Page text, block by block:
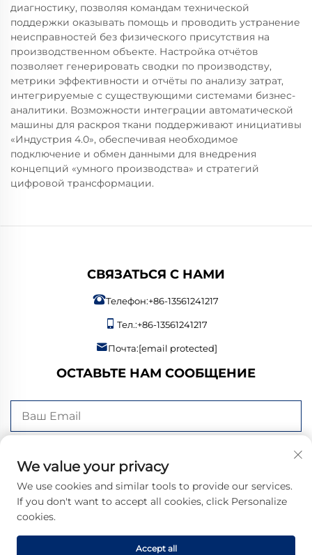
диагностику, позволяя командам технической
поддержки оказывать помощь и проводить устранение
неисправностей без физического присутствия на
производственном объекте. Настройка отчётов
позволяет генерировать сводки по производству,
метрики эффективности и отчёты по анализу затрат,
интегрируемые с существующими системами бизнес-
аналитики. Возможности интеграции автоматической
машины для раскроя ткани поддерживают инициативы
«Индустрия 4.0», обеспечивая необходимое
подключение и обмен данными для внедрения
концепций «умного производства» и стратегий
цифровой трансформации.
СВЯЗАТЬСЯ С НАМИ
Телефон:+86-13561241217
Тел.:+86-13561241217
Почта:[email protected]
ОСТАВЬТЕ НАМ СООБЩЕНИЕ
Отправить сейчас
© 2026 Bangzheng (Shandong) Intelligent Manufacturing Co., Ltd.
Все права защищены. | Политика конфиденциальности
We value your privacy
We use cookies and similar tools to provide our services.
If you don't want to accept all cookies, click Personalize
cookies.
Accept all